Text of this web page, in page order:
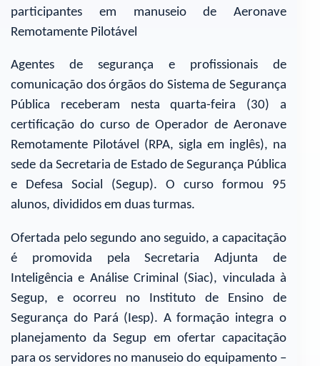
participantes em manuseio de Aeronave
Remotamente Pilotável
Agentes de segurança e profissionais de
comunicação dos órgãos do Sistema de Segurança
Pública receberam nesta quarta-feira (30) a
certificação do curso de Operador de Aeronave
Remotamente Pilotável (RPA, sigla em inglês), na
sede da Secretaria de Estado de Segurança Pública
e Defesa Social (Segup). O curso formou 95
alunos, divididos em duas turmas.
Ofertada pelo segundo ano seguido, a capacitação
é promovida pela Secretaria Adjunta de
Inteligência e Análise Criminal (Siac), vinculada à
Segup, e ocorreu no Instituto de Ensino de
Segurança do Pará (Iesp). A formação integra o
planejamento da Segup em ofertar capacitação
para os servidores no manuseio do equipamento –